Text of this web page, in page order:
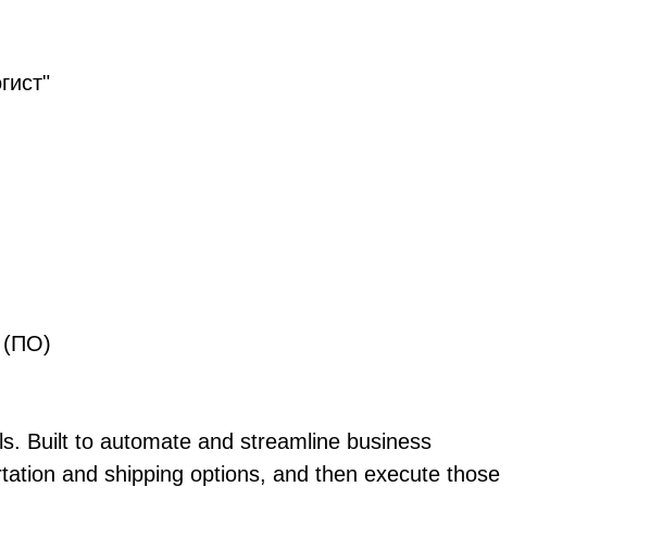
(ПО)
Built to automate and streamline business
and shipping options, and then execute those